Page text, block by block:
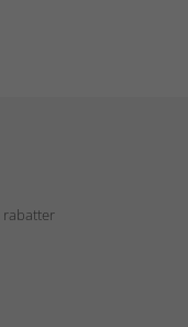
rabatter